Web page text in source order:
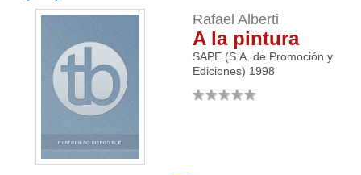
Rafael Alberti
A la pintura
SAPE (S.A. de Promoción y
Ediciones) 1998